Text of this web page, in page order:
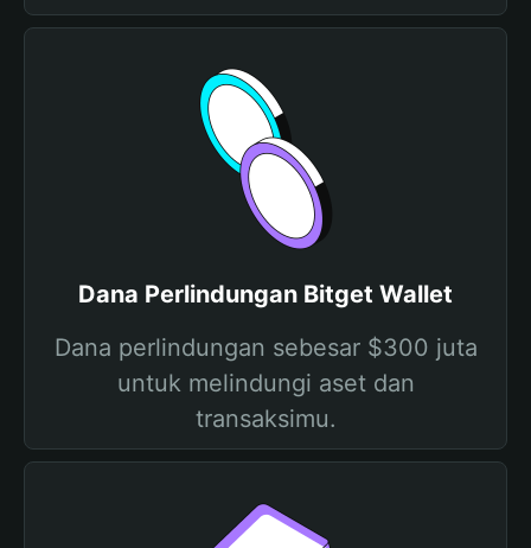
Dana Perlindungan Bitget Wallet
Dana perlindungan sebesar $300 juta
untuk melindungi aset dan
transaksimu.